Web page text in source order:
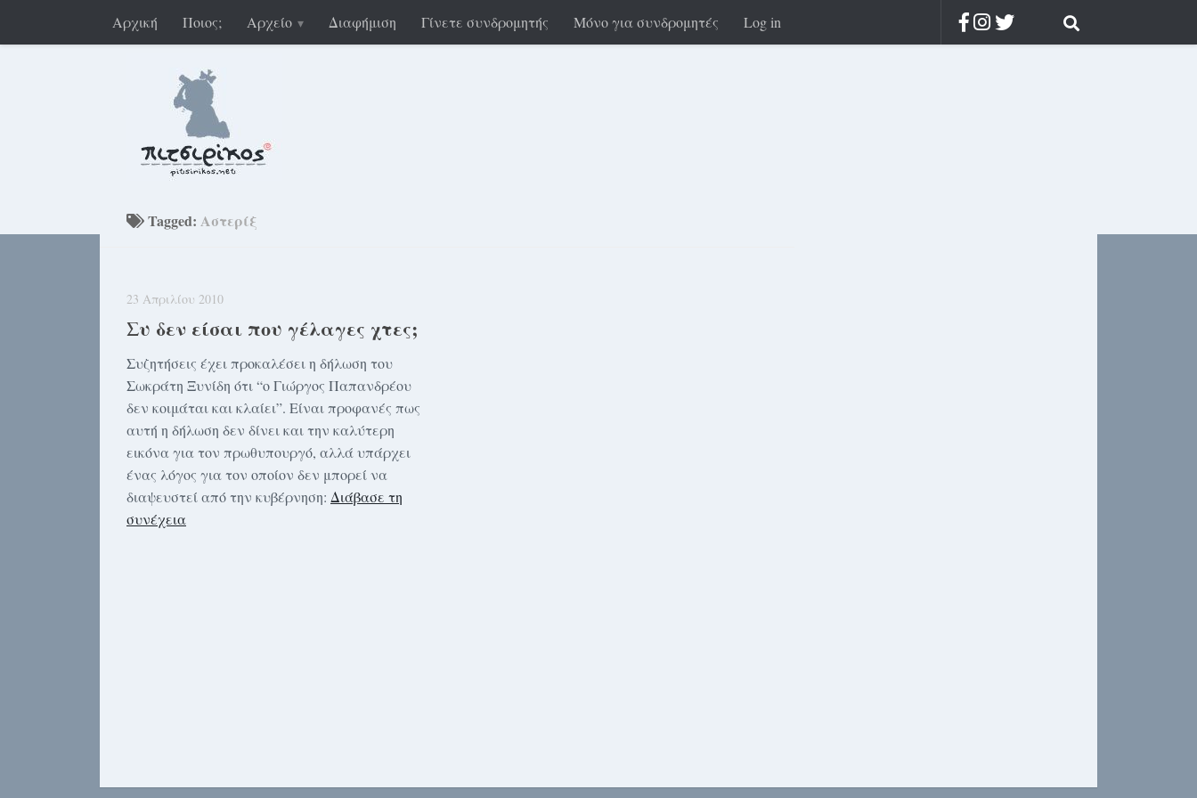
Αρχική Ποιος; Αρχείο Διαφήμιση Γίνετε συνδρομητής Μόνο για συνδρομητές Log in
Tagged: Αστερίξ
23 Απριλίου 2010
Συ δεν είσαι που γέλαγες χτες;
Συζητήσεις έχει προκαλέσει η δήλωση του
Σωκράτη Ξυνίδη ότι “ο Γιώργος Παπανδρέου
δεν κοιμάται και κλαίει”. Είναι προφανές πως
αυτή η δήλωση δεν δίνει και την καλύτερη
εικόνα για τον πρωθυπουργό, αλλά υπάρχει
ένας λόγος για τον οποίον δεν μπορεί να
διαψευστεί από την κυβέρνηση: Διάβασε τη
συνέχεια